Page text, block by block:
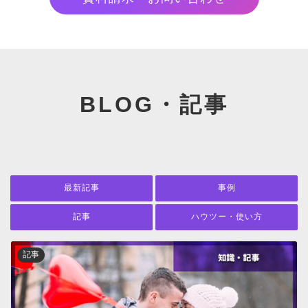
BLOG・記事
最新記事 事例
記事 ハウツー・使い方
記事